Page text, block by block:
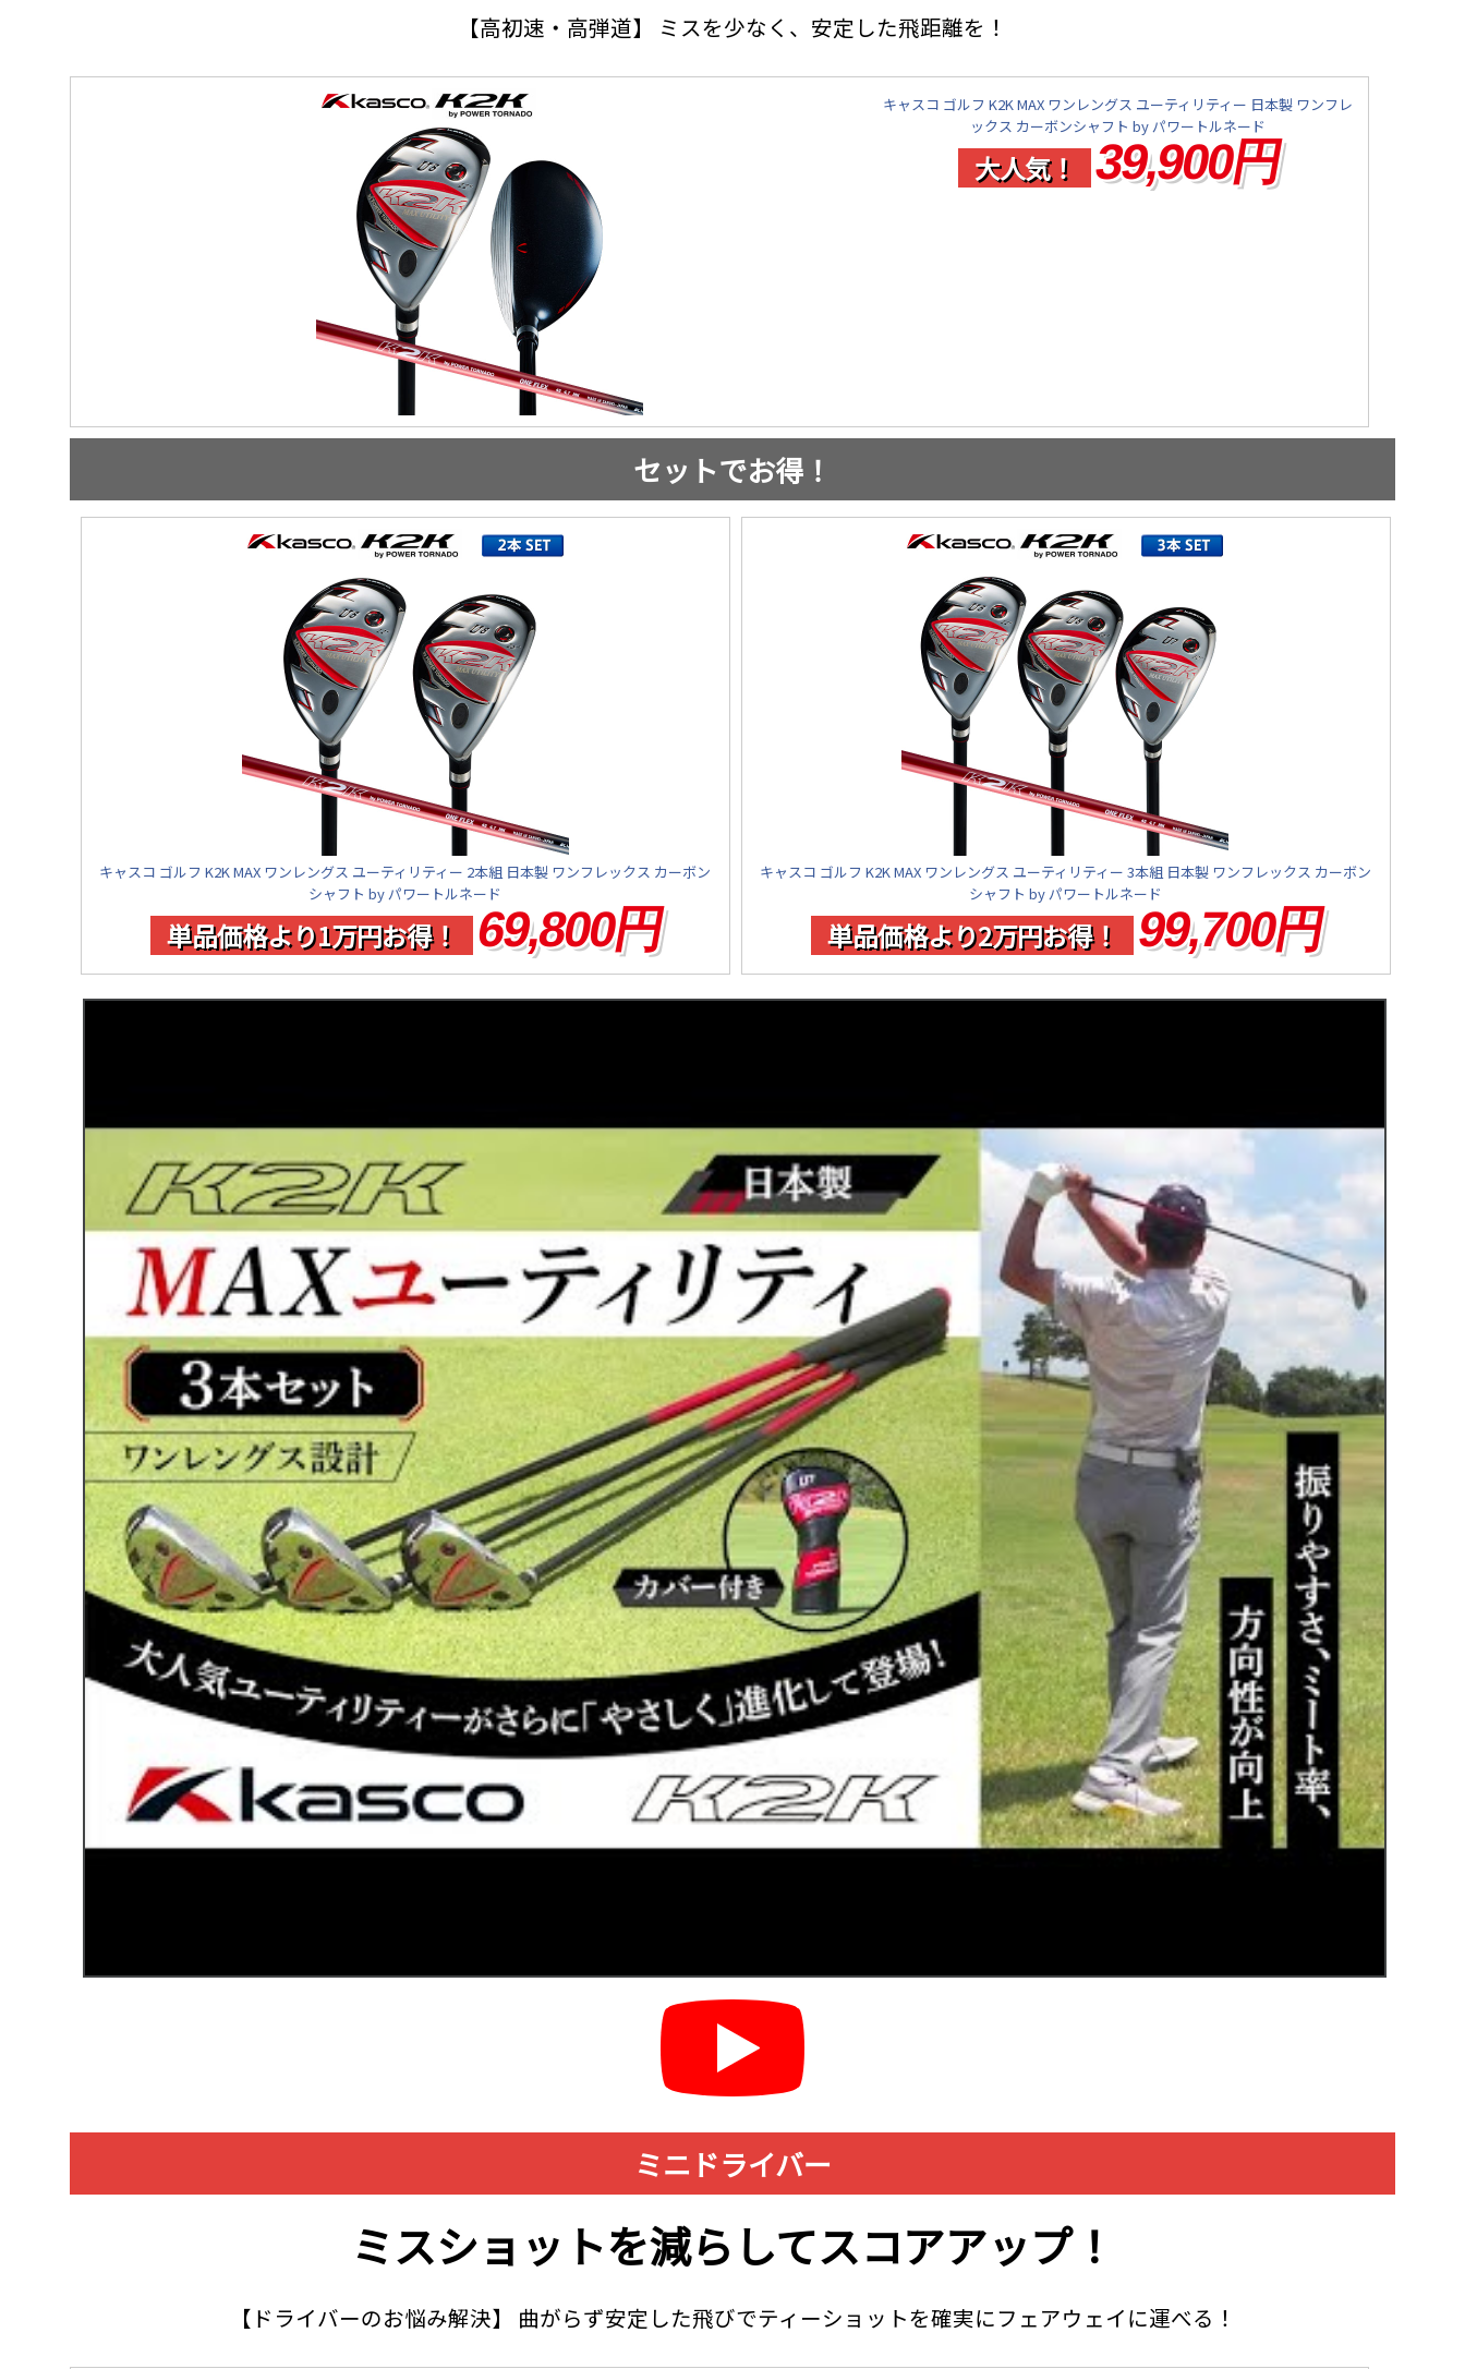
【高初速・高弾道】 ミスを少なく、安定した飛距離を！
キャスコ ゴルフ K2K MAX ワンレングス ユーティリティー 日本製 ワンフレ
ックス カーボンシャフト by パワートルネード
大人気！ 39,900円
セットでお得！
キャスコ ゴルフ K2K MAX ワンレングス ユーティリティー 2本組 日本製 ワンフレックス カーボン
シャフト by パワートルネード
単品価格より1万円お得！ 69,800円
キャスコ ゴルフ K2K MAX ワンレングス ユーティリティー 3本組 日本製 ワンフレックス カーボン
シャフト by パワートルネード
単品価格より2万円お得！ 99,700円
ミニドライバー
ミスショットを減らしてスコアアップ！
【ドライバーのお悩み解決】 曲がらず安定した飛びでティーショットを確実にフェアウェイに運べる！